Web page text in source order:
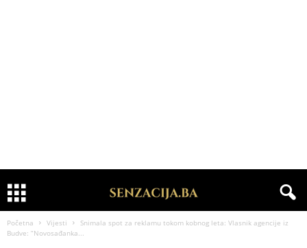
Početna Vijesti
Snimala spot za reklamu tokom kobnog leta: Vlasnik agencije iz
Budve: “Novosađanka...